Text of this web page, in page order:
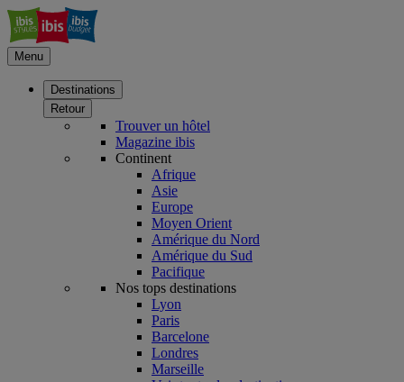
Menu
Destinations
Retour
Trouver un hôtel
Magazine ibis
Continent
Afrique
Asie
Europe
Moyen Orient
Amérique du Nord
Amérique du Sud
Pacifique
Nos tops destinations
Lyon
Paris
Barcelone
Londres
Marseille